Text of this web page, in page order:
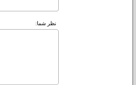
نظر شما: